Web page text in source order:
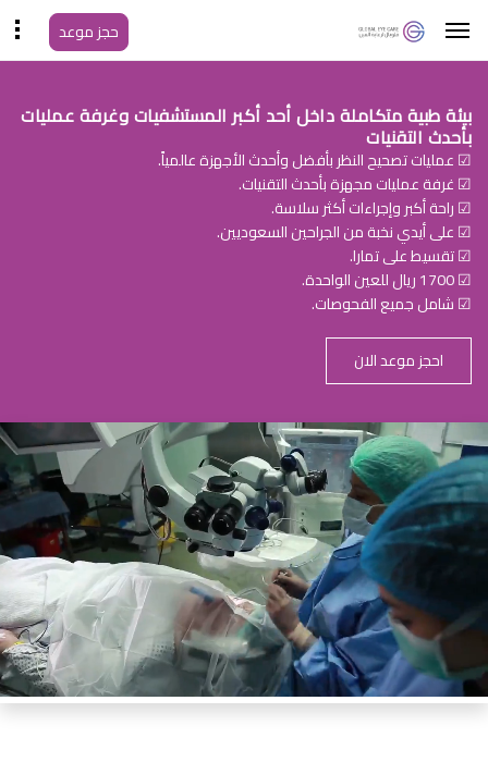
حجز موعد
بيئة طبية متكاملة داخل أحد أكبر المستشفيات وغرفة عمليات
بأحدث التقنيات
☑ عمليات تصحيح النظر بأفضل وأحدث الأجهزة عالمياً.
☑ غرفة عمليات مجهزة بأحدث التقنيات.
☑ راحة أكبر وإجراءات أكثر سلاسة.
☑ على أيدي نخبة من الجراحين السعوديين.
☑ تقسيط على تمارا.
☑ 1700 ريال للعين الواحدة.
☑ شامل جميع الفحوصات.
احجز موعد الان